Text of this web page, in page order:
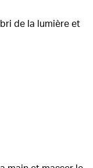
de la lumière et